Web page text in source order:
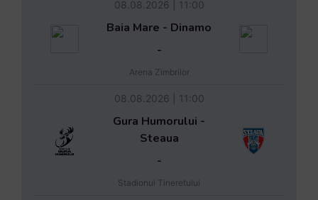
08.08.2026 | 11:00
Baia Mare - Dinamo
-
Arena Zimbrilor
08.08.2026 | 11:00
Gura Humorului -
Steaua
-
Stadionul Tineretului